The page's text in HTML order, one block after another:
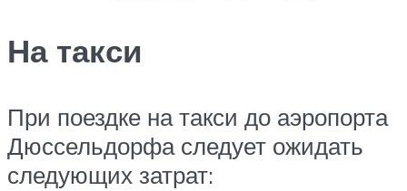
На такси
При поездке на такси до аэропорта
Дюссельдорфа следует ожидать
следующих затрат: